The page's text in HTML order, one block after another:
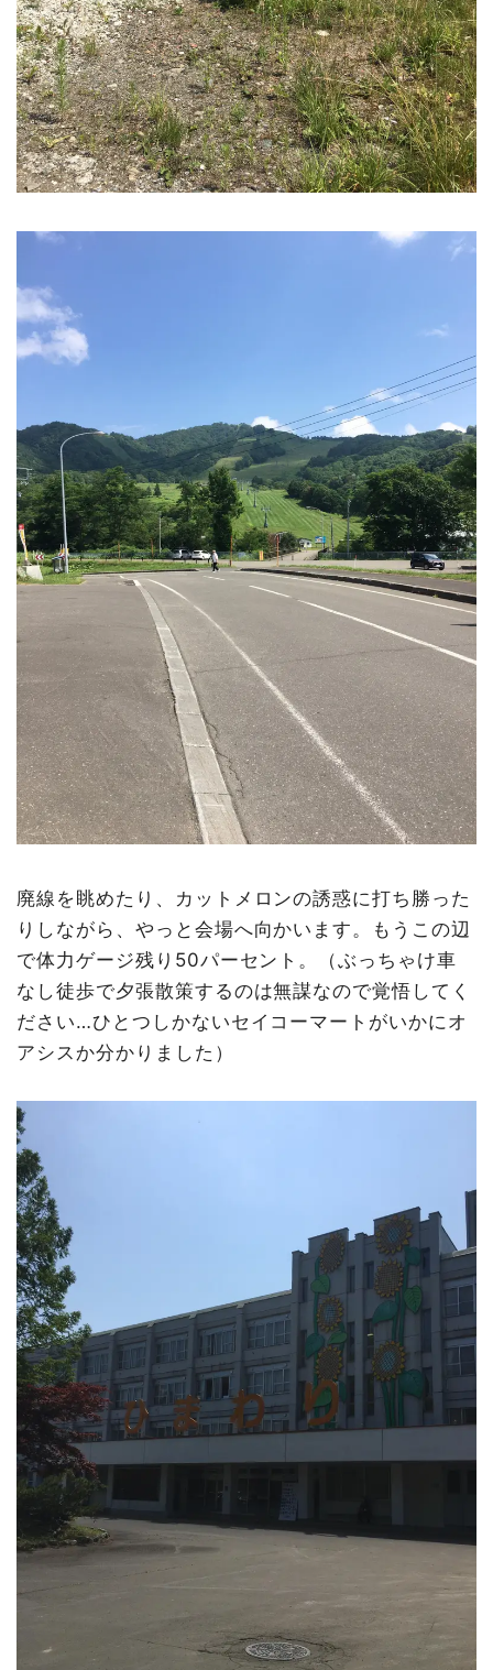
廃線を眺めたり、カットメロンの誘惑に打ち勝った
りしながら、やっと会場へ向かいます。もうこの辺
で体力ゲージ残り50パーセント。（ぶっちゃけ車
なし徒歩で夕張散策するのは無謀なので覚悟してく
ださい…ひとつしかないセイコーマートがいかにオ
アシスか分かりました）